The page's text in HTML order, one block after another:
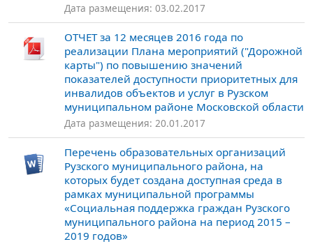
Дата размещения: 03.02.2017
ОТЧЕТ за 12 месяцев 2016 года по
реализации Плана мероприятий ("Дорожной
карты") по повышению значений
показателей доступности приоритетных для
инвалидов объектов и услуг в Рузском
муниципальном районе Московской области
Дата размещения: 20.01.2017
Перечень образовательных организаций
Рузского муниципального района, на
которых будет создана доступная среда в
рамках муниципальной программы
«Социальная поддержка граждан Рузского
муниципального района на период 2015 –
2019 годов»